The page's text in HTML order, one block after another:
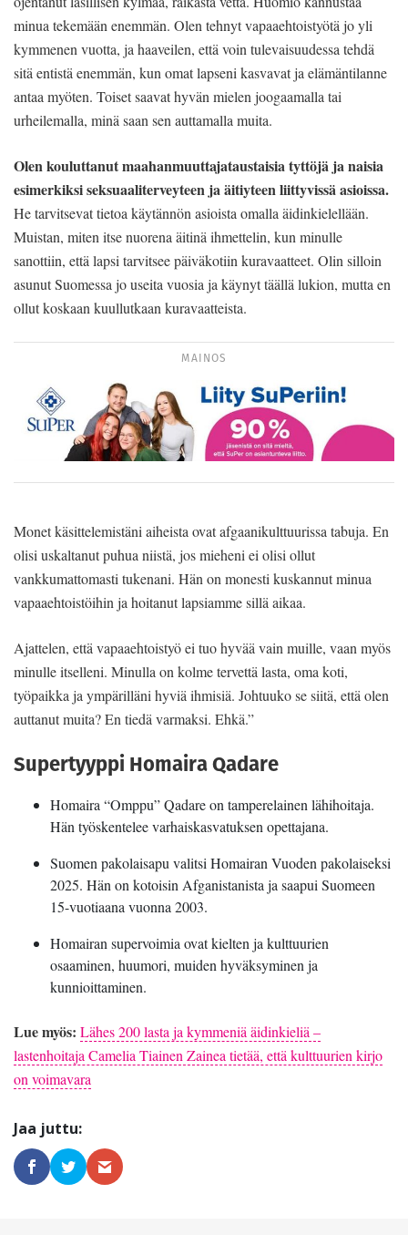
minua tekemään enemmän. Olen tehnyt vapaaehtoistyötä jo yli
kymmenen vuotta, ja haaveilen, että voin tulevaisuudessa tehdä
sitä entistä enemmän, kun omat lapseni kasvavat ja elämäntilanne
antaa myöten. Toiset saavat hyvän mielen joogaamalla tai
urheilemalla, minä saan sen auttamalla muita.
Olen kouluttanut maahanmuuttajataustaisia tyttöjä ja naisia
esimerkiksi seksuaaliterveyteen ja äitiyteen liittyvissä asioissa.
He tarvitsevat tietoa käytännön asioista omalla äidinkielellään.
Muistan, miten itse nuorena äitinä ihmettelin, kun minulle
sanottiin, että lapsi tarvitsee päiväkotiin kuravaatteet. Olin silloin
asunut Suomessa jo useita vuosia ja käynyt täällä lukion, mutta en
ollut koskaan kuullutkaan kuravaatteista.
MAINOS
Monet käsittelemistäni aiheista ovat afgaanikulttuurissa tabuja. En
olisi uskaltanut puhua niistä, jos mieheni ei olisi ollut
vankkumattomasti tukenani. Hän on monesti kuskannut minua
vapaaehtoistöihin ja hoitanut lapsiamme sillä aikaa.
Ajattelen, että vapaaehtoistyö ei tuo hyvää vain muille, vaan myös
minulle itselleni. Minulla on kolme tervettä lasta, oma koti,
työpaikka ja ympärilläni hyviä ihmisiä. Johtuuko se siitä, että olen
auttanut muita? En tiedä varmaksi. Ehkä.”
Supertyyppi Homaira Qadare
Homaira “Omppu” Qadare on tamperelainen lähihoitaja.
Hän työskentelee varhaiskasvatuksen opettajana.
Suomen pakolaisapu valitsi Homairan Vuoden pakolaiseksi
2025. Hän on kotoisin Afganistanista ja saapui Suomeen
15-vuotiaana vuonna 2003.
Homairan supervoimia ovat kielten ja kulttuurien
osaaminen, huumori, muiden hyväksyminen ja
kunnioittaminen.
Lue myös: Lähes 200 lasta ja kymmeniä äidinkieliä –
lastenhoitaja Camelia Tiainen Zainea tietää, että kulttuurien kirjo
on voimavara